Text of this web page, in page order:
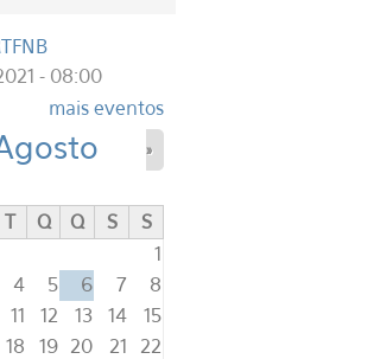
- 08:00
mais eventos
»
T Q Q S
S
1
4 5 6 7
8
11 12 13 14
15
18 19 20 21
22